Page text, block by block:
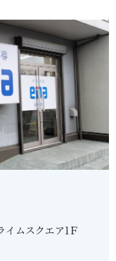
ムスクエア1Ｆ